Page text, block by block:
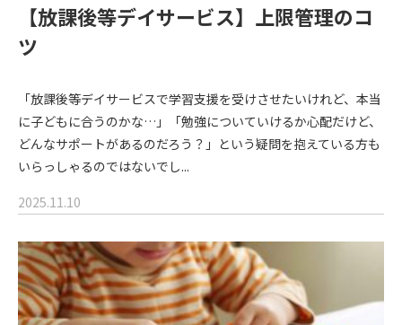
【放課後等デイサービス】上限管理のコ
ツ
「放課後等デイサービスで学習支援を受けさせたいけれど、本当
に子どもに合うのかな…」「勉強についていけるか心配だけど、
どんなサポートがあるのだろう？」という疑問を抱えている方も
いらっしゃるのではないでし...
2025.11.10